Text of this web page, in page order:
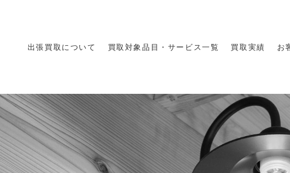
出張買取について 買取対象品目・サービス一覧 買取実績 お